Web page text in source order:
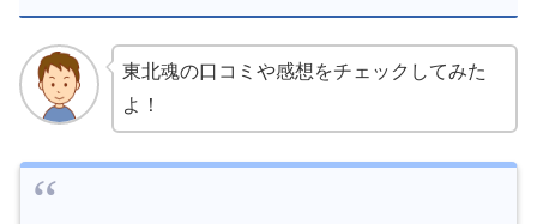
東北魂の口コミや感想をチェックしてみた
よ！